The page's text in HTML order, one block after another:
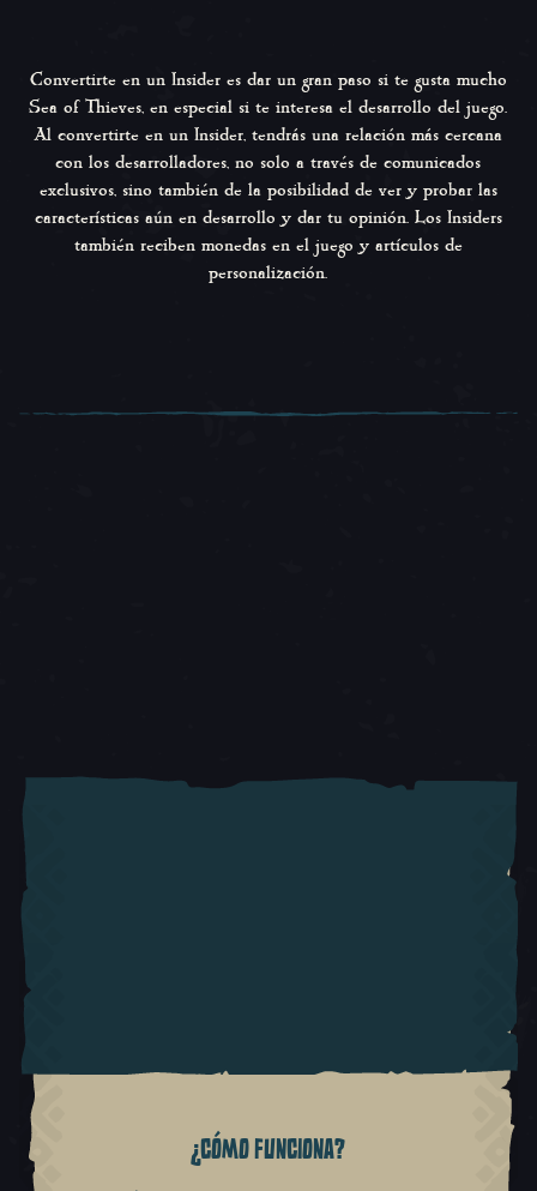
Convertirte en un Insider es dar un gran paso si te gusta mucho
Sea of Thieves, en especial si te interesa el desarrollo del juego.
Al convertirte en un Insider, tendrás una relación más cercana
con los desarrolladores, no solo a través de comunicados
exclusivos, sino también de la posibilidad de ver y probar las
características aún en desarrollo y dar tu opinión. Los Insiders
también reciben monedas en el juego y artículos de
personalización.
¿CÓMO FUNCIONA?